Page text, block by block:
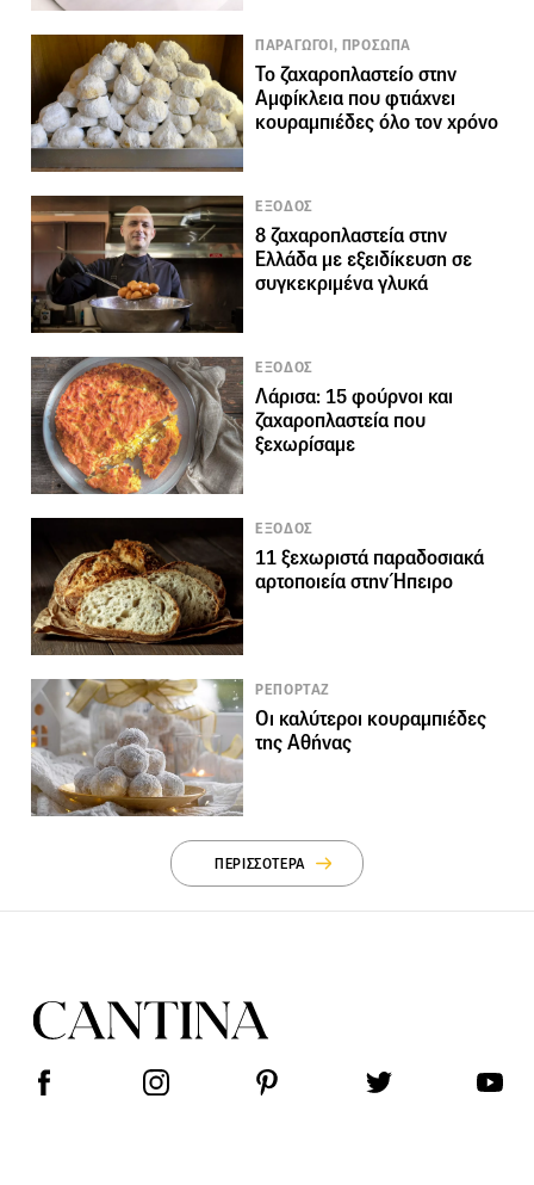
ΠΑΡΑΓΩΓΟΙ, ΠΡΟΣΩΠΑ
Το ζαχαροπλαστείο στην
Αμφίκλεια που φτιάχνει
κουραμπιέδες όλο τον χρόνο
ΕΞΟΔΟΣ
8 ζαχαροπλαστεία στην
Ελλάδα με εξειδίκευση σε
συγκεκριμένα γλυκά
ΕΞΟΔΟΣ
Λάρισα: 15 φούρνοι και
ζαχαροπλαστεία που
ξεχωρίσαμε
ΕΞΟΔΟΣ
11 ξεχωριστά παραδοσιακά
αρτοποιεία στην Ήπειρο
ΡΕΠΟΡΤΑΖ
Οι καλύτεροι κουραμπιέδες
της Αθήνας
ΠΕΡΙΣΣΟΤΕΡΑ